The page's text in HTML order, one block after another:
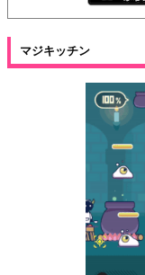
マジキッチン